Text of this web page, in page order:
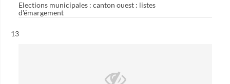
Elections municipales : canton ouest : listes
d'émargement
Résultat n°
13